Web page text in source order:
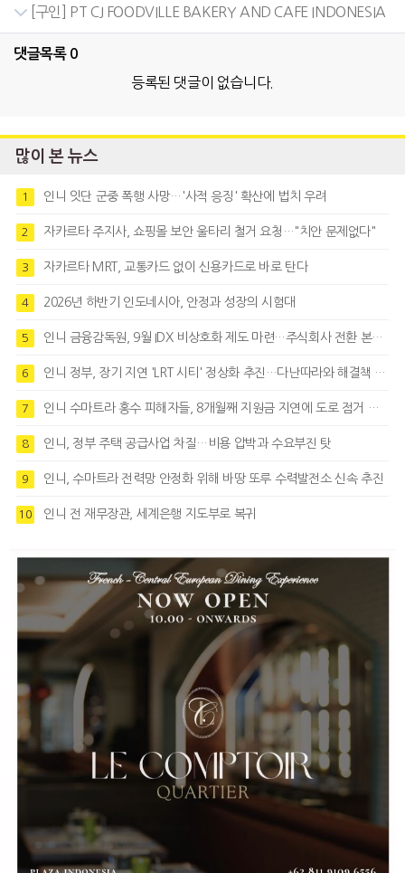
[구인] PT CJ FOODVILLE BAKERY AND CAFE INDONESIA
댓글목록 0
등록된 댓글이 없습니다.
많이 본 뉴스
1 인니 잇단 군중 폭행 사망…'사적 응징' 확산에 법치 우려
2 자카르타 주지사, 쇼핑몰 보안 울타리 철거 요청…"치안 문제없다"
3 자카르타 MRT, 교통카드 없이 신용카드로 바로 탄다
4 2026년 하반기 인도네시아, 안정과 성장의 시험대
5 인니 금융감독원, 9월 IDX 비상호화 제도 마련…주식회사 전환 본격화
6 인니 정부, 장기 지연 'LRT 시티' 정상화 추진…다난따라와 해결책 모색
7 인니 수마트라 홍수 피해자들, 8개월째 지원금 지연에 도로 점거 시위
8 인니, 정부 주택 공급사업 차질…비용 압박과 수요부진 탓
9 인니, 수마트라 전력망 안정화 위해 바땅 또루 수력발전소 신속 추진
10 인니 전 재무장관, 세계은행 지도부로 복귀